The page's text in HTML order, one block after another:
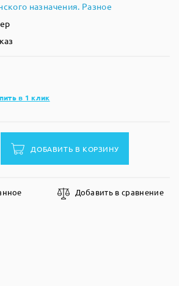
назначения. Разное
в 1 клик
ДОБАВИТЬ В КОРЗИНУ
Добавить в сравнение